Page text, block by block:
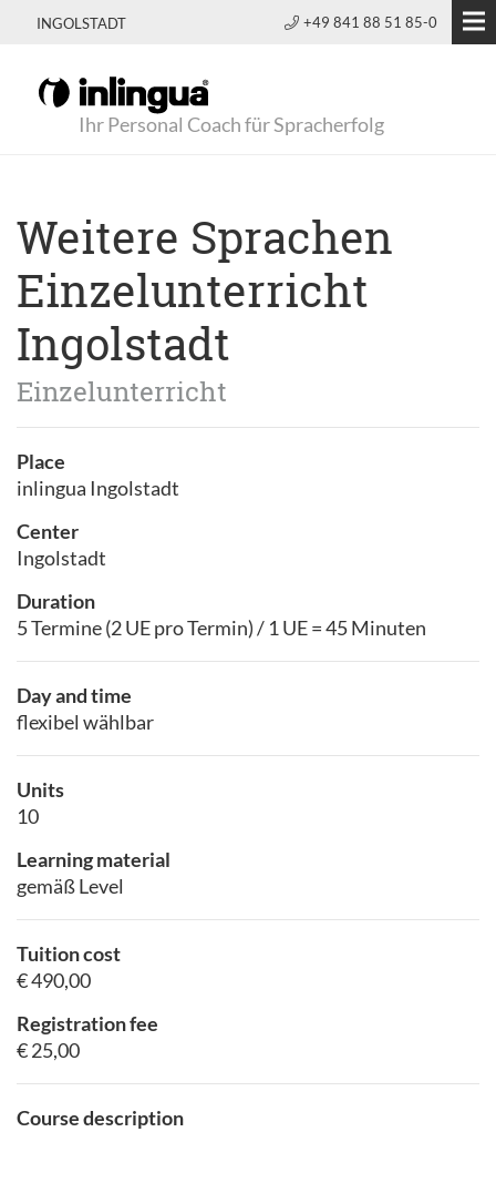
INGOLSTADT +49 841 88 51 85-0
Ihr Personal Coach für Spracherfolg
Weitere Sprachen
Einzelunterricht
Ingolstadt
Einzelunterricht
Place
inlingua Ingolstadt
Center
Ingolstadt
Duration
5 Termine (2 UE pro Termin) / 1 UE = 45 Minuten
Day and time
flexibel wählbar
Units
10
Learning material
gemäß Level
Course description
Tuition cost
€ 490,00
Registration fee
€ 25,00